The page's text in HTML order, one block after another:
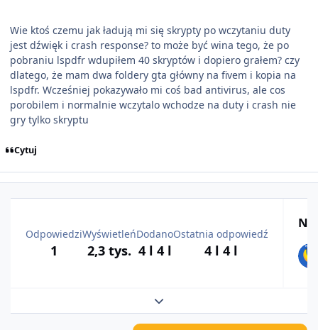
Wie ktoś czemu jak ładują mi się skrypty po wczytaniu duty
jest dźwięk i crash response? to może być wina tego, że po
pobraniu lspdfr wdupiłem 40 skryptów i dopiero grałem? czy
dlatego, że mam dwa foldery gta główny na fivem i kopia na
lspdfr. Wcześniej pokazywało mi coś bad antivirus, ale cos
porobilem i normalnie wczytalo wchodze na duty i crash nie
gry tylko skryptu
Cytuj
Odpowiedzi
1
Wyświetleń
2,3 tys.
Dodano
4 l 4 l
Ostatnia odpowiedź
4 l 4 l
Rozwiń podsumowanie tematu